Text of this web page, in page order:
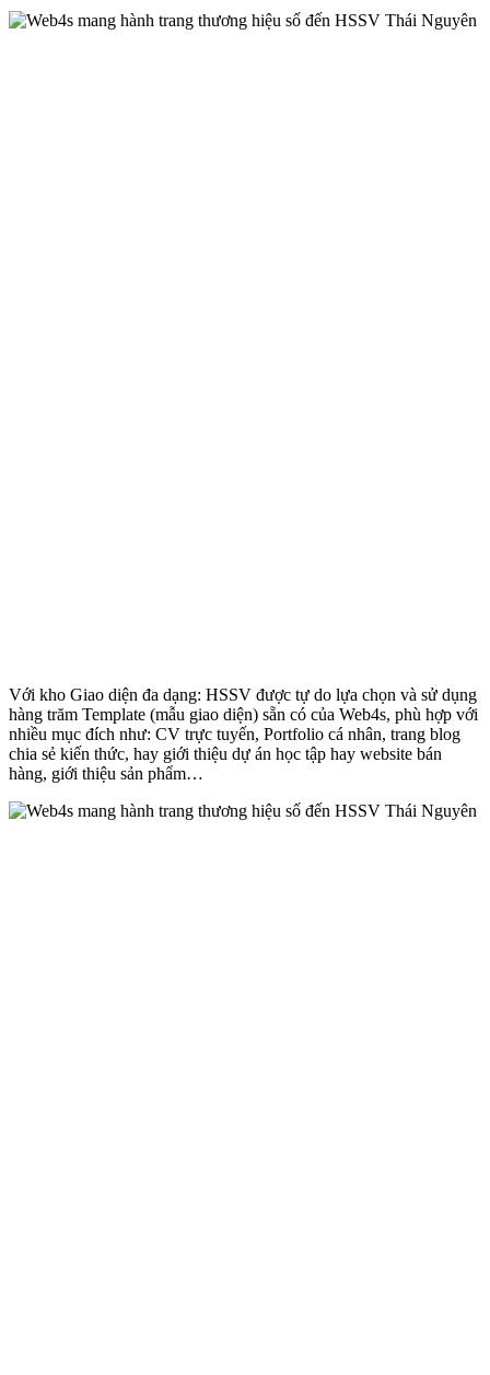
Với kho Giao diện đa dạng: HSSV được tự do lựa chọn và sử dụng
hàng trăm Template (mẫu giao diện) sẵn có của Web4s, phù hợp với
nhiều mục đích như: CV trực tuyến, Portfolio cá nhân, trang blog
chia sẻ kiến thức, hay giới thiệu dự án học tập hay website bán
hàng, giới thiệu sản phẩm…